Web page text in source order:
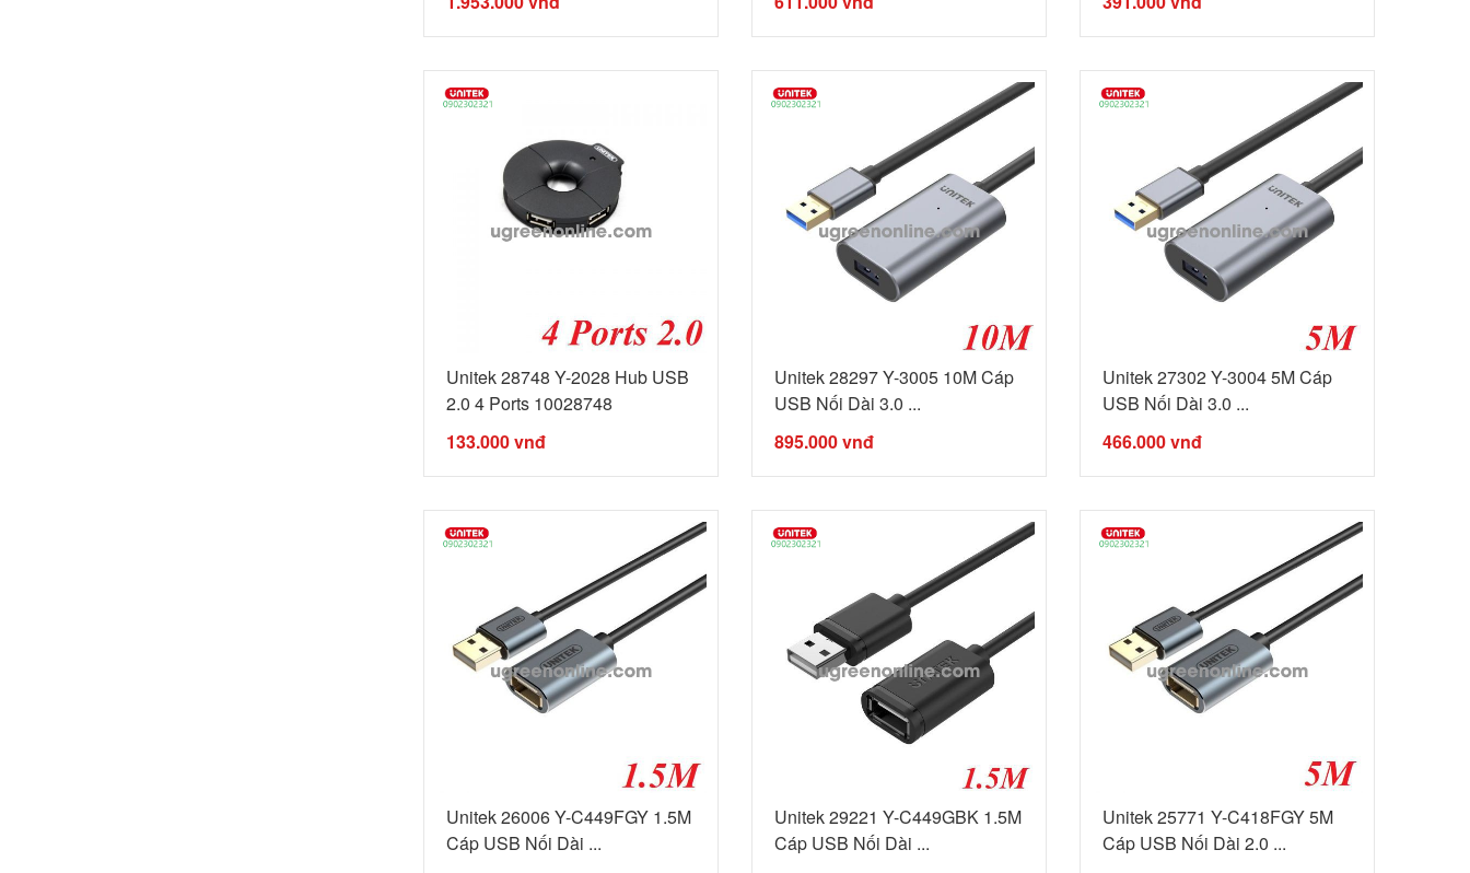
Unitek 28748 Y-2028 Hub USB
2.0 4 Ports 10028748
133.000vnđ
Unitek 28297 Y-3005 10M Cáp
USB Nối Dài 3.0 ...
895.000vnđ
Unitek 27302 Y-3004 5M Cáp
USB Nối Dài 3.0 ...
466.000vnđ
Unitek 26006 Y-C449FGY 1.5M
Cáp USB Nối Dài ...
Unitek 29221 Y-C449GBK 1.5M
Cáp USB Nối Dài ...
Unitek 25771 Y-C418FGY 5M
Cáp USB Nối Dài 2.0 ...